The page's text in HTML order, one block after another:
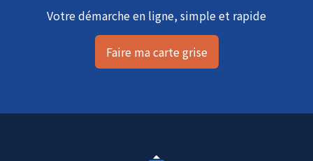
Votre démarche en ligne, simple et rapide
Faire ma carte grise